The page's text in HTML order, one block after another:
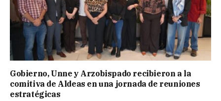
Gobierno, Unne y Arzobispado recibieron a la
comitiva de Aldeas en una jornada de reuniones
estratégicas